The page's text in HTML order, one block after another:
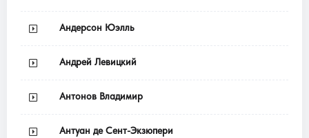
Андерсон Юэлль
Андрей Левицкий
Антонов Владимир
Антуан де Сент-Экзюпери